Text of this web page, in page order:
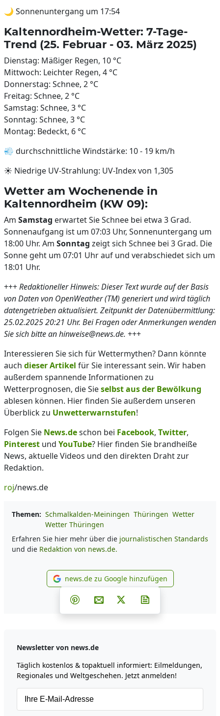
🌙 Sonnenuntergang um 17:54
Kaltennordheim-Wetter: 7-Tage-
Trend (25. Februar - 03. März 2025)
Dienstag: Mäßiger Regen, 10 °C
Mittwoch: Leichter Regen, 4 °C
Donnerstag: Schnee, 2 °C
Freitag: Schnee, 2 °C
Samstag: Schnee, 3 °C
Sonntag: Schnee, 3 °C
Montag: Bedeckt, 6 °C
💨 durchschnittliche Windstärke: 10 - 19 km/h
☀️ Niedrige UV-Strahlung: UV-Index von 1,305
Wetter am Wochenende in
Kaltennordheim (KW 09):
Am Samstag erwartet Sie Schnee bei etwa 3 Grad.
Sonnenaufgang ist um 07:03 Uhr, Sonnenuntergang um
18:00 Uhr. Am Sonntag zeigt sich Schnee bei 3 Grad. Die
Sonne geht um 07:01 Uhr auf und verabschiedet sich um
18:01 Uhr.
+++Redaktioneller Hinweis: Dieser Text wurde auf der Basis
von Daten von OpenWeather (TM) generiert und wird täglich
datengetrieben aktualisiert. Zeitpunkt der Datenübermittlung:
25.02.2025 20:21 Uhr. Bei Fragen oder Anmerkungen wenden
Sie sich bitte an hinweise@news.de. +++
Interessieren Sie sich für Wettermythen? Dann könnte
auch dieser Artikel für Sie interessant sein. Wir haben
außerdem spannende Informationen zu
Wetterprognosen, die Sieselbst aus der Bewölkung
ablesen können. Hier finden Sie außerdem unseren
Überblick zu Unwetterwarnstufen!
Folgen Sie News.deschon bei Facebook, Twitter,
Pinterest und YouTube? Hier finden Sie brandheiße
News, aktuelle Videos und den direkten Draht zur
Redaktion.
roj/news.de
Themen: Schmalkalden-Meiningen Thüringen Wetter
Wetter Thüringen
Erfahren Sie hier mehr über die journalistischen Standards
und die Redaktion von news.de.
news.de zu Google
news.de zu Google hinzufügen
Teilen auf Facebook
Teilen auf Whatsapp
Teilen auf Telegram
Teilen auf Pinterest
Per E-Mail teilen
Post auf X
Newsletter von news.de
Täglich kostenlos & topaktuell informiert: Eilmeldungen,
Regionales und Weltgeschehen. Jetzt anmelden!